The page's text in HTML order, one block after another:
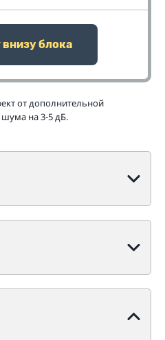
блока
от дополнительной
на 3-5 дБ.